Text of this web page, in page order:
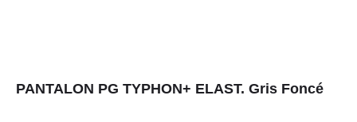
PANTALON PG TYPHON+ ELAST. Gris Foncé